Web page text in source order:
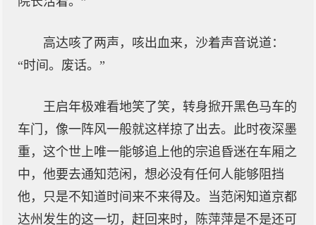
高达咳了两声，咳出血来，沙着声音说道：
“时间。废话。”
王启年极难看地笑了笑，转身掀开黑色马车的
车门，像一阵风一般就这样掠了出去。此时夜深墨
重，这个世上唯一能够追上他的宗追昏迷在车厢之
中，他要去通知范闲，想必没有任何人能够阻挡
他，只是不知道时间来不来得及。当范闲知道京都
达州发生的这一切，赶回来时，陈萍萍是不是还可